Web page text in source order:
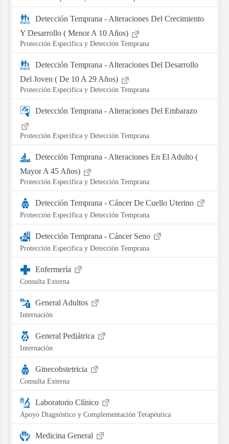
Detección Temprana - Alteraciones Del Crecimiento
Y Desarrollo ( Menor A 10 Años)
Protección Especifica y Detección Temprana
Detección Temprana - Alteraciones Del Desarrollo
Del Joven ( De 10 A 29 Años)
Protección Especifica y Detección Temprana
Detección Temprana - Alteraciones Del Embarazo
Protección Especifica y Detección Temprana
Detección Temprana - Alteraciones En El Adulto (
Mayor A 45 Años)
Protección Especifica y Detección Temprana
Detección Temprana - Cáncer De Cuello Uterino
Protección Especifica y Detección Temprana
Detección Temprana - Cáncer Seno
Protección Especifica y Detección Temprana
Enfermería
Consulta Externa
General Adultos
Internación
General Pediátrica
Internación
Ginecobstetricia
Consulta Externa
Laboratorio Clínico
Apoyo Diagnóstico y Complementación Terapéutica
Medicina General